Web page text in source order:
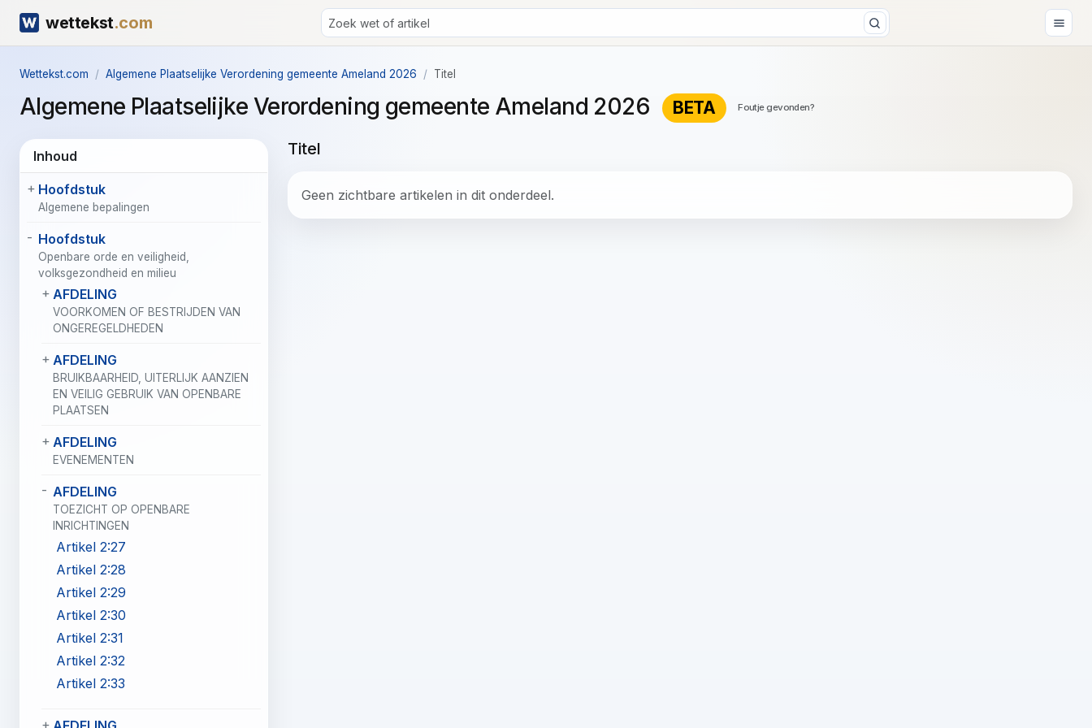
wettekst.com
Wettekst.com Algemene Plaatselijke Verordening gemeente Ameland 2026 Titel
Algemene Plaatselijke Verordening gemeente Ameland 2026 BETA Foutje gevonden?
Inhoud
Hoofdstuk
Algemene bepalingen
Hoofdstuk
Openbare orde en veiligheid,
volksgezondheid en milieu
AFDELING
VOORKOMEN OF BESTRIJDEN VAN
ONGEREGELDHEDEN
AFDELING
BRUIKBAARHEID, UITERLIJK AANZIEN
EN VEILIG GEBRUIK VAN OPENBARE
PLAATSEN
AFDELING
EVENEMENTEN
AFDELING
TOEZICHT OP OPENBARE
INRICHTINGEN
Artikel 2:27
Artikel 2:28
Artikel 2:29
Artikel 2:30
Artikel 2:31
Artikel 2:32
Artikel 2:33
Titel
Geen zichtbare artikelen in dit onderdeel.